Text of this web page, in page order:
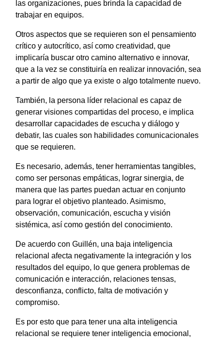
las organizaciones, pues brinda la capacidad de
trabajar en equipos.
Otros aspectos que se requieren son el pensamiento
crítico y autocrítico, así como creatividad, que
implicaría buscar otro camino alternativo e innovar,
que a la vez se constituiría en realizar innovación, sea
a partir de algo que ya existe o algo totalmente nuevo.
También, la persona líder relacional es capaz de
generar visiones compartidas del proceso, e implica
desarrollar capacidades de escucha y diálogo y
debatir, las cuales son habilidades comunicacionales
que se requieren.
Es necesario, además, tener herramientas tangibles,
como ser personas empáticas, lograr sinergia, de
manera que las partes puedan actuar en conjunto
para lograr el objetivo planteado. Asimismo,
observación, comunicación, escucha y visión
sistémica, así como gestión del conocimiento.
De acuerdo con Guillén, una baja inteligencia
relacional afecta negativamente la integración y los
resultados del equipo, lo que genera problemas de
comunicación e interacción, relaciones tensas,
desconfianza, conflicto, falta de motivación y
compromiso.
Es por esto que para tener una alta inteligencia
relacional se requiere tener inteligencia emocional,